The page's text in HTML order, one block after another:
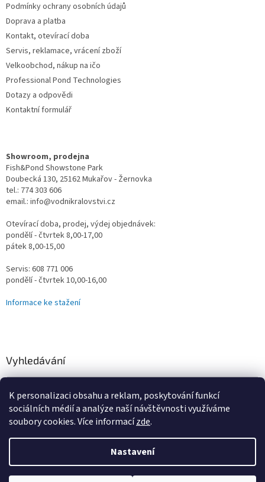
K personalizaci obsahu a reklam, poskytování funkcí
sociálních médií a analýze naší návštěvnosti využíváme
soubory cookies. Více informacízde.
Nastavení
Omlouváme se za určité komplikace s naším e-shopem, vzniklé
převodem na nový systém, vše řešíme a vyřešíme! Děkujeme za
Podmínky ochrany osobních údajů
Doprava a platba
Kontakt, otevírací doba
Servis, reklamace, vrácení zboží
Velkoobchod, nákup na ičo
Professional Pond Technologies
Dotazy a odpovědi
Kontaktní formulář
Showroom, prodejna
Fish&Pond Showstone Park
Doubecká 130, 25162 Mukařov - Žernovka
tel.: 774 303 606
email.: info@vodnikralovstvi.cz
Otevírací doba, prodej, výdej objednávek:
pondělí - čtvrtek 8,00-17,00
pátek 8,00-15,00
Servis: 608 771 006
pondělí - čtvrtek 10,00-16,00
Informace ke stažení
Vyhledávání
HLEDAT
Copyright 2026Vodní Království. Všechna práva vyhrazena.